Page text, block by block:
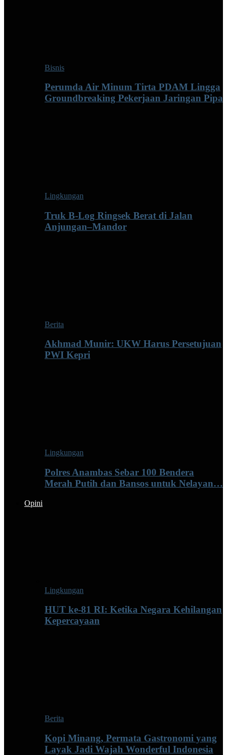
Bisnis
Perumda Air Minum Tirta PDAM Lingga
Groundbreaking Pekerjaan Jaringan Pipa
Lingkungan
Truk B-Log Ringsek Berat di Jalan
Anjungan–Mandor
Berita
Akhmad Munir: UKW Harus Persetujuan
PWI Kepri
Lingkungan
Polres Anambas Sebar 100 Bendera
Merah Putih dan Bansos untuk Nelayan…
Opini
Lingkungan
HUT ke-81 RI: Ketika Negara Kehilangan
Kepercayaan
Berita
Kopi Minang, Permata Gastronomi yang
Layak Jadi Wajah Wonderful Indonesia